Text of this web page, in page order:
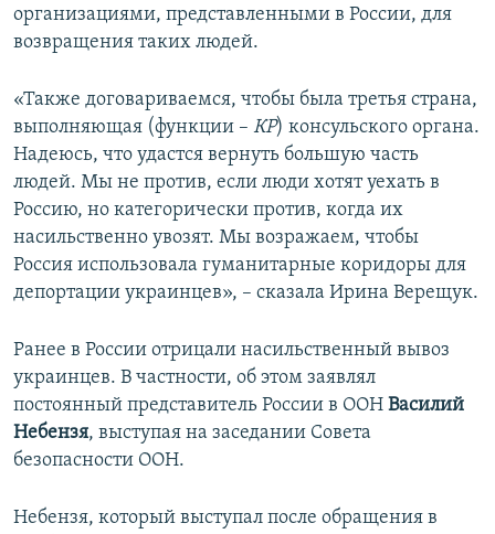
организациями, представленными в России, для
возвращения таких людей.
«Также договариваемся, чтобы была третья страна,
выполняющая (функции – КР) консульского органа.
Надеюсь, что удастся вернуть большую часть
людей. Мы не против, если люди хотят уехать в
Россию, но категорически против, когда их
насильственно увозят. Мы возражаем, чтобы
Россия использовала гуманитарные коридоры для
депортации украинцев», – сказала Ирина Верещук.
Ранее в России отрицали насильственный вывоз
украинцев. В частности, об этом заявлял
постоянный представитель России в ООН Василий
Небензя, выступая на заседании Совета
безопасности ООН.
Небензя, который выступал после обращения в